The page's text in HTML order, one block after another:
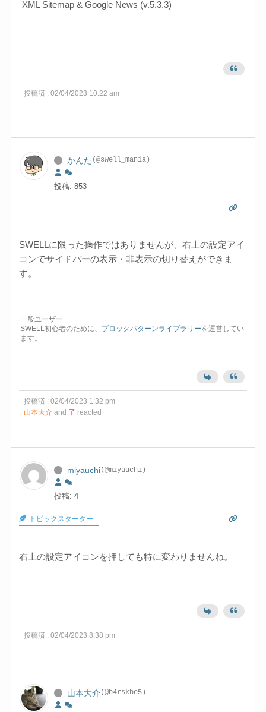
XML Sitemap & Google News (v.5.3.3)
投稿済 : 02/04/2023 10:22 am
かんた (@swell_mania)
投稿: 853
SWELLに限った操作ではありませんが、右上の設定アイ
コンでサイドバーの表示・非表示の切り替えができま
す。
一般ユーザー
SWELL初心者のために、 ブロックパターンライブラリーを運営してい
ます。
投稿済 : 02/04/2023 1:32 pm
山本大介and 了 reacted
miyauchi(@miyauchi)
投稿: 4
トピックスターター
右上の設定アイコンを押しても特に変わりませんね。
投稿済 : 02/04/2023 8:38 pm
山本大介 (@b4rskbe5)